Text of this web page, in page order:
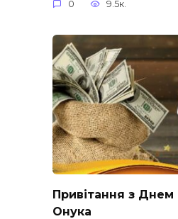
0 9.5к.
Привітання з
Онука